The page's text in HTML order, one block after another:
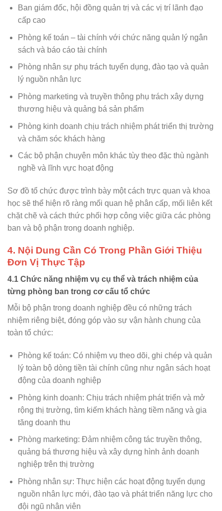
Ban giám đốc, hội đồng quản trị và các vị trí lãnh đạo
cấp cao
Phòng kế toán – tài chính với chức năng quản lý ngân
sách và báo cáo tài chính
Phòng nhân sự phụ trách tuyển dụng, đào tạo và quản
lý nguồn nhân lực
Phòng marketing và truyền thông phụ trách xây dựng
thương hiệu và quảng bá sản phẩm
Phòng kinh doanh chịu trách nhiệm phát triển thị trường
và chăm sóc khách hàng
Các bộ phận chuyên môn khác tùy theo đặc thù ngành
nghề và lĩnh vực hoạt động
Sơ đồ tổ chức được trình bày một cách trực quan và khoa
học sẽ thể hiện rõ ràng mối quan hệ phân cấp, mối liên kết
chặt chẽ và cách thức phối hợp công việc giữa các phòng
ban và bộ phận trong doanh nghiệp.
4. Nội Dung Cần Có Trong Phần Giới Thiệu
Đơn Vị Thực Tập
4.1 Chức năng nhiệm vụ cụ thể và trách nhiệm của
từng phòng ban trong cơ cấu tổ chức
Mỗi bộ phận trong doanh nghiệp đều có những trách
nhiệm riêng biệt, đóng góp vào sự vận hành chung của
toàn tổ chức:
Phòng kế toán: Có nhiệm vụ theo dõi, ghi chép và quản
lý toàn bộ dòng tiền tài chính cũng như ngân sách hoạt
động của doanh nghiệp
Phòng kinh doanh: Chịu trách nhiệm phát triển và mở
rộng thị trường, tìm kiếm khách hàng tiềm năng và gia
tăng doanh thu
Phòng marketing: Đảm nhiệm công tác truyền thông,
quảng bá thương hiệu và xây dựng hình ảnh doanh
nghiệp trên thị trường
Phòng nhân sự: Thực hiện các hoạt động tuyển dụng
nguồn nhân lực mới, đào tạo và phát triển năng lực cho
đội ngũ nhân viên